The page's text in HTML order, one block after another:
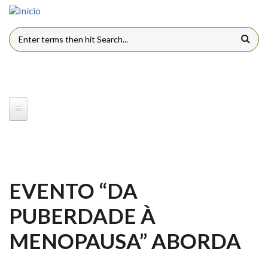
Pular para o conteúdo principal
FORMULÁRIO DE BUSCA
EVENTO “DA
PUBERDADE À
MENOPAUSA” ABORDA